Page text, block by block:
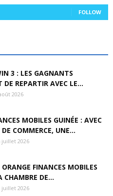
FOLLOW
3 : LES GAGNANTS
REPARTIR AVEC LE...
2026
MOBILES GUINÉE : AVEC
COMMERCE, UNE...
juillet 2026
FINANCES MOBILES
CHAMBRE DE...
juillet 2026